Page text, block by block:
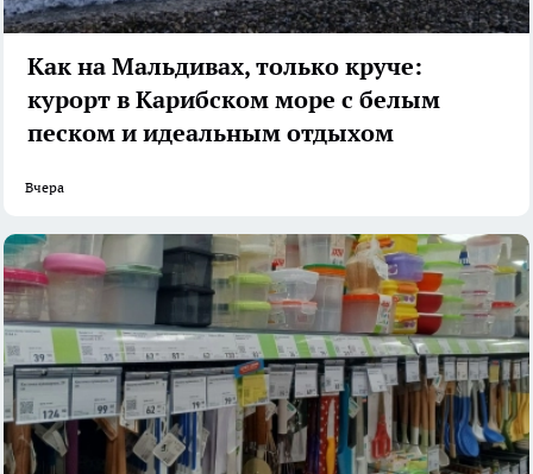
Как на Мальдивах, только круче:
курорт в Карибском море с белым
песком и идеальным отдыхом
Вчера